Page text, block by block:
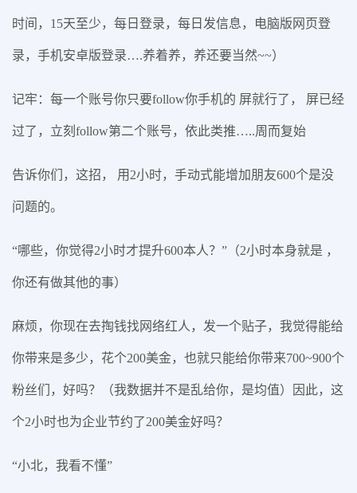
时间，15天至少，每日登录，每日发信息，电脑版网页登
录，手机安卓版登录….养着养，养还要当然~~）
记牢：每一个账号你只要follow你手机的 屏就行了， 屏已经
过了，立刻follow第二个账号，依此类推…..周而复始
告诉你们，这招， 用2小时，手动式能增加朋友600个是没
问题的。
“哪些，你觉得2小时才提升600本人？”（2小时本身就是 ，
你还有做其他的事）
麻烦，你现在去掏钱找网络红人，发一个贴子，我觉得能给
你带来是多少，花个200美金，也就只能给你带来700~900个
粉丝们，好吗？（我数据并不是乱给你，是均值）因此，这
个2小时也为企业节约了200美金好吗？
“小北，我看不懂”